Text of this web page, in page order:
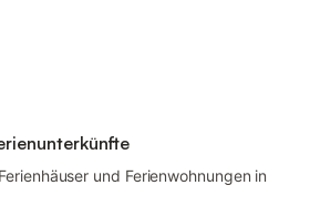
und Ferienwohnungen in